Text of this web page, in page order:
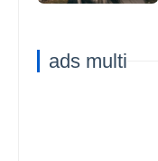
ads multi